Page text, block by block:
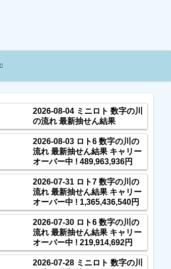
2026-08-04 ミニロト 数字の川
の流れ 最新抽せん結果
2026-08-03 ロト6 数字の川の
流れ 最新抽せん結果 キャリー
オーバー中 ! 489,963,936円
2026-07-31 ロト7 数字の川の
流れ 最新抽せん結果 キャリー
オーバー中 ! 1,365,436,540円
2026-07-30 ロト6 数字の川の
流れ 最新抽せん結果 キャリー
オーバー中 ! 219,914,692円
2026-07-28 ミニロト 数字の川